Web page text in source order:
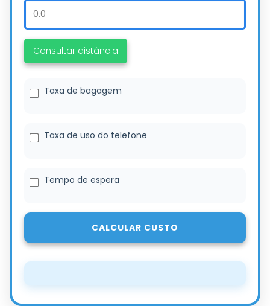
Consultar distância
Taxa de bagagem
Taxa de uso do telefone
Tempo de espera
CALCULAR CUSTO